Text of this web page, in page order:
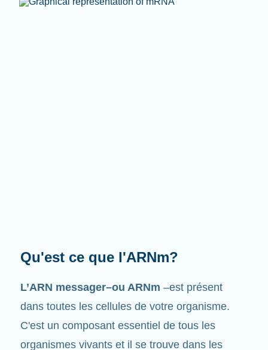
Que fait-il?
Tout comme son nom l'indique, l'ARNm est un
messager. Il interagit avec d'autres
composants dans les cellules qui aident à créer
des protéines.